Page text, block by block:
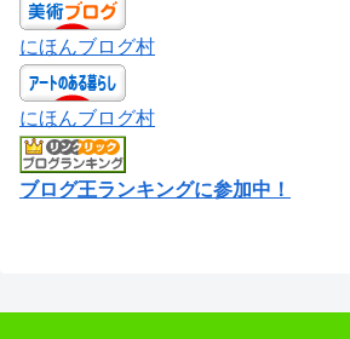
にほんブログ村
にほんブログ村
ブログ王ランキングに参加中！